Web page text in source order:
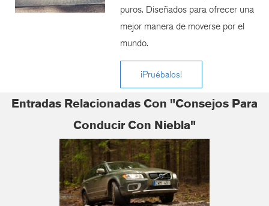
puros. Diseñados para ofrecer una
mejor manera de moverse por el
mundo.
¡Pruébalos!
Entradas Relacionadas Con "Consejos Para
Conducir Con Niebla"